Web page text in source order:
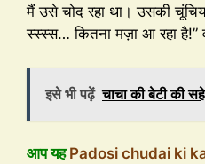
मैं उसे चोद रहा था। उसकी
स्स्स्स… कितना मज़ा आ रहा है!”
इसे भी पढ़ें चाचा की बेटी की
आप यहPadosi chudai ki